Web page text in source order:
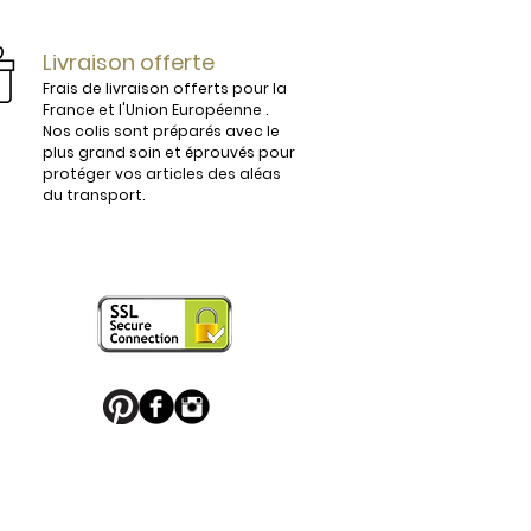
vous conviendra parfaitement.
France sont légèrement
boucle de ceinture pour apporter
puisse en profiter.
Palladium, ou habillés de motifs
Livraison offerte
Frais de livraison offerts pour la
France et l'Union Européenne .
Nos colis sont préparés avec le
plus grand soin et éprouvés pour
protéger vos articles des aléas
du transport.